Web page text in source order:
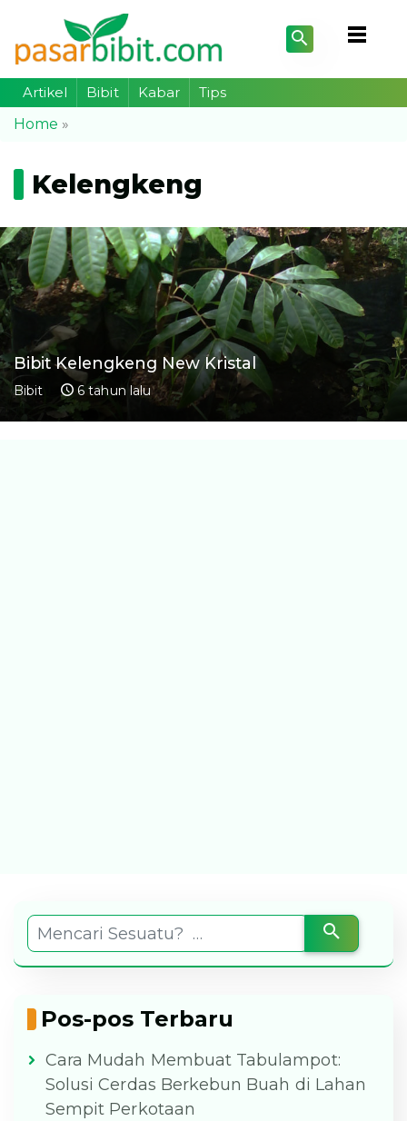
Artikel Bibit Kabar
Tips
Home »
Kelengkeng
Bibit Kelengkeng New Kristal
Bibit 6 tahun lalu
Pos-pos Terbaru
Cara Mudah Membuat Tabulampot:
Solusi Cerdas Berkebun Buah di Lahan
Sempit Perkotaan